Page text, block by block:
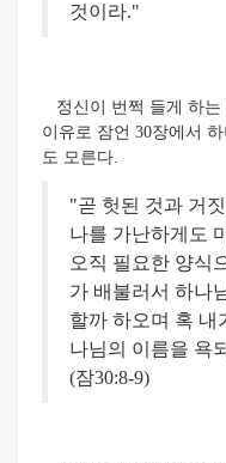
것이라."
정신이 번쩍 들게 하는
이유로 잠언 30장에서
도 모른다.
"곧 헛된 것과 거
나를 가난하게도
오직 필요한 양식
가 배불러서 하나
할까 하오며 혹 내
나님의 이름을 욕
(잠30:8-9)